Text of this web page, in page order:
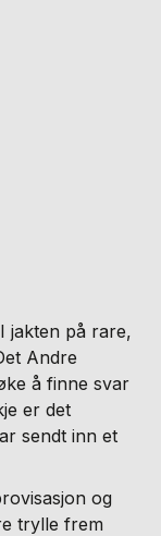
jakten på rare,
Andre
å finne svar
er det
sendt inn et
og
trylle frem